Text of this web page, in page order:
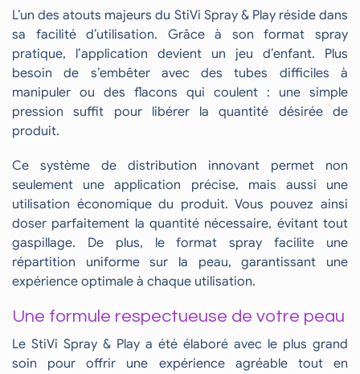
L’un des atouts majeurs du StiVi Spray & Play réside dans
sa facilité d’utilisation. Grâce à son format spray
pratique, l’application devient un jeu d’enfant. Plus
besoin de s’embêter avec des tubes difficiles à
manipuler ou des flacons qui coulent : une simple
pression suffit pour libérer la quantité désirée de
produit.
Ce système de distribution innovant permet non
seulement une application précise, mais aussi une
utilisation économique du produit. Vous pouvez ainsi
doser parfaitement la quantité nécessaire, évitant tout
gaspillage. De plus, le format spray facilite une
répartition uniforme sur la peau, garantissant une
expérience optimale à chaque utilisation.
Une formule respectueuse de votre peau
Le StiVi Spray & Play a été élaboré avec le plus grand
soin pour offrir une expérience agréable tout en